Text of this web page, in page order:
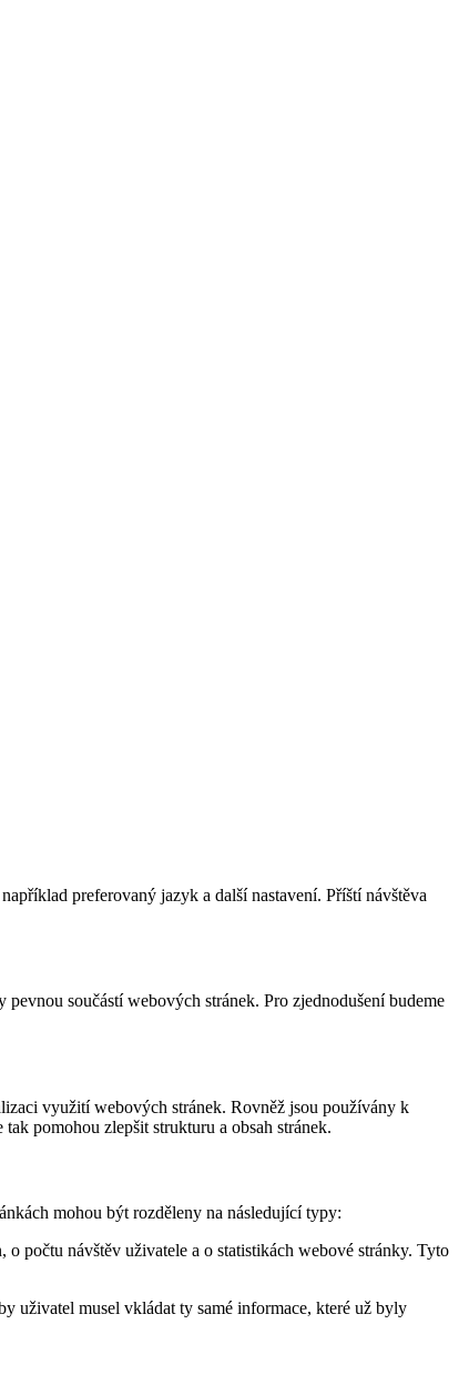
preferovaný jazyk a další nastavení. Příští návštěva
součástí webových stránek. Pro zjednodušení budeme
využití webových stránek. Rovněž jsou používány k
pomohou zlepšit strukturu a obsah stránek.
mohou být rozděleny na následující typy:
počtu návštěv uživatele a o statistikách webové stránky. Tyto
uživatel musel vkládat ty samé informace, které už byly